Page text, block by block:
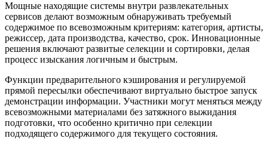
Мощные находящие системы внутри развлекательных
сервисов делают возможным обнаруживать требуемый
содержимое по всевозможным критериям: категория, артисты,
режиссер, дата производства, качество, срок. Инновационные
решения включают развитые селекции и сортировки, делая
процесс изыскания логичным и быстрым.
Функции предварительного кэширования и регулируемой
прямой пересылки обеспечивают виртуально быстрое запуск
демонстрации информации. Участники могут меняться между
всевозможными материалами без затяжного выжидания
подготовки, что особенно критично при селекции
подходящего содержимого для текущего состояния.